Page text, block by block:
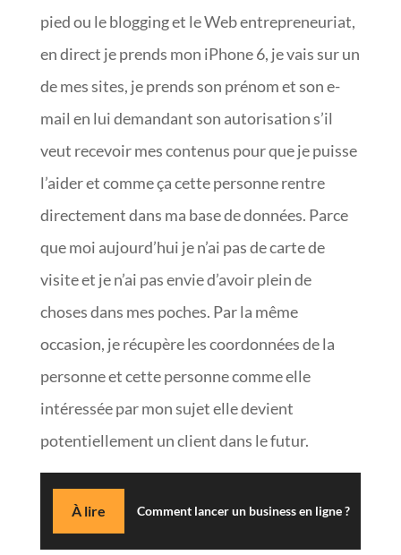
pied ou le blogging et le Web entrepreneuriat,
en direct je prends mon iPhone 6, je vais sur un
de mes sites, je prends son prénom et son e-
mail en lui demandant son autorisation s’il
veut recevoir mes contenus pour que je puisse
l’aider et comme ça cette personne rentre
directement dans ma base de données. Parce
que moi aujourd’hui je n’ai pas de carte de
visite et je n’ai pas envie d’avoir plein de
choses dans mes poches. Par la même
occasion, je récupère les coordonnées de la
personne et cette personne comme elle
intéressée par mon sujet elle devient
potentiellement un client dans le futur.
À lire Comment lancer un business en ligne ?